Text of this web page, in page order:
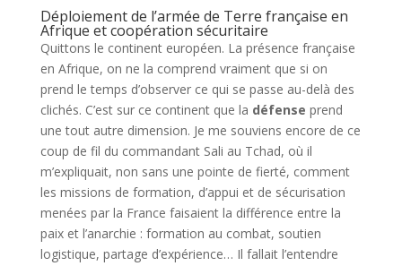
Déploiement de l’armée de Terre française en
Afrique et coopération sécuritaire
Quittons le continent européen. La présence française
en Afrique, on ne la comprend vraiment que si on
prend le temps d’observer ce qui se passe au-delà des
clichés. C’est sur ce continent que la défense prend
une tout autre dimension. Je me souviens encore de ce
coup de fil du commandant Sali au Tchad, où il
m’expliquait, non sans une pointe de fierté, comment
les missions de formation, d’appui et de sécurisation
menées par la France faisaient la différence entre la
paix et l’anarchie : formation au combat, soutien
logistique, partage d’expérience… Il fallait l’entendre